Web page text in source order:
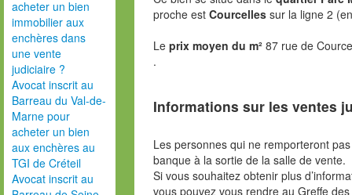
acheter un bien
immobilier aux
enchères dans
une vente
judiciaire ?
Avocat inscrit au
Barreau du Val-de-
Marne pour
acheter un bien
aux enchères au
TGI de Créteil
Avocat inscrit au
proche est Courcelles sur la ligne 2
Le prix moyen du m² 87 rue de
.
Informations sur les ventes
Les personnes qui ne remporteront
banque à la sortie de la salle de vente.
Si vous souhaitez obtenir plus
vous pouvez vous rendre au Greffe